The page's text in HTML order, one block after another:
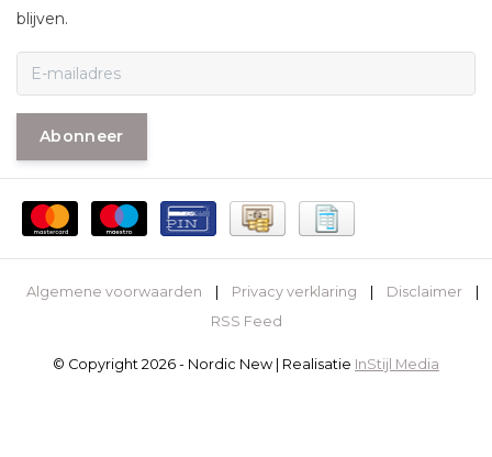
blijven.
Abonneer
Algemene voorwaarden Privacy verklaring Disclaimer
RSS Feed
© Copyright 2026 - Nordic New | Realisatie InStijl Media